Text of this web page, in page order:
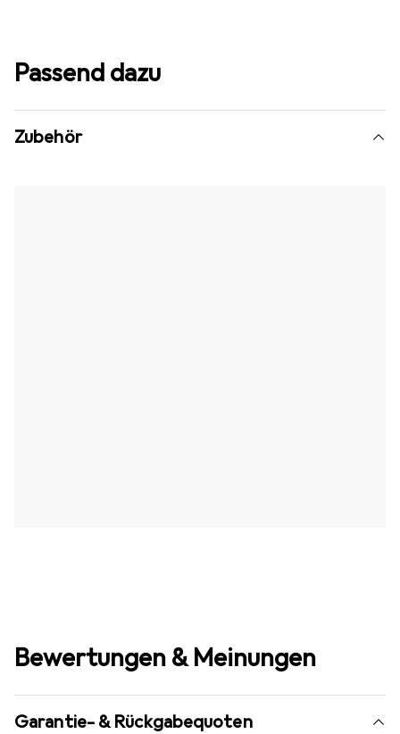
Passend dazu
Zubehör
Bewertungen & Meinungen
Garantie- & Rückgabequoten